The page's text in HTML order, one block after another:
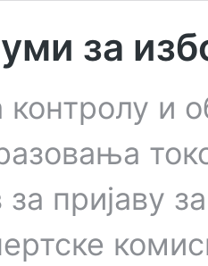
за
контролу и
за пријаву